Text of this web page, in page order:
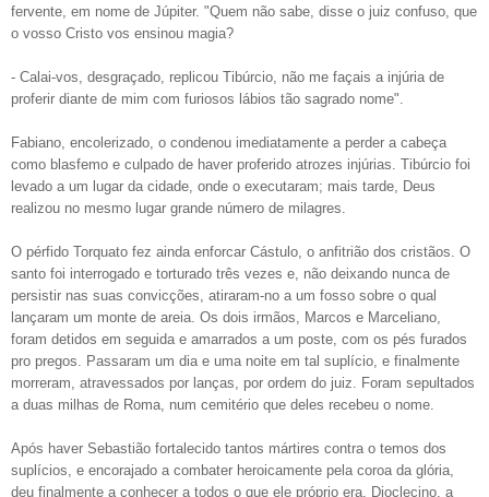
fervente, em nome de Júpiter. "Quem não sabe, disse o juiz confuso, que
o vosso Cristo vos ensinou magia?
- Calai-vos, desgraçado, replicou Tibúrcio, não me façais a injúria de
proferir diante de mim com furiosos lábios tão sagrado nome".
Fabiano, encolerizado, o condenou imediatamente a perder a cabeça
como blasfemo e culpado de haver proferido atrozes injúrias. Tibúrcio foi
levado a um lugar da cidade, onde o executaram; mais tarde, Deus
realizou no mesmo lugar grande número de milagres.
O pérfido Torquato fez ainda enforcar Cástulo, o anfitrião dos cristãos. O
santo foi interrogado e torturado três vezes e, não deixando nunca de
persistir nas suas convicções, atiraram-no a um fosso sobre o qual
lançaram um monte de areia. Os dois irmãos, Marcos e Marceliano,
foram detidos em seguida e amarrados a um poste, com os pés furados
pro pregos. Passaram um dia e uma noite em tal suplício, e finalmente
morreram, atravessados por lanças, por ordem do juiz. Foram sepultados
a duas milhas de Roma, num cemitério que deles recebeu o nome.
Após haver Sebastião fortalecido tantos mártires contra o temos dos
suplícios, e encorajado a combater heroicamente pela coroa da glória,
deu finalmente a conhecer a todos o que ele próprio era. Dioclecino, a